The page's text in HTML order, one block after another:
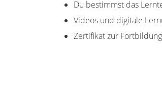
Du bestimmst das
Videos und digitale
Zertifikat zur Fortbildung